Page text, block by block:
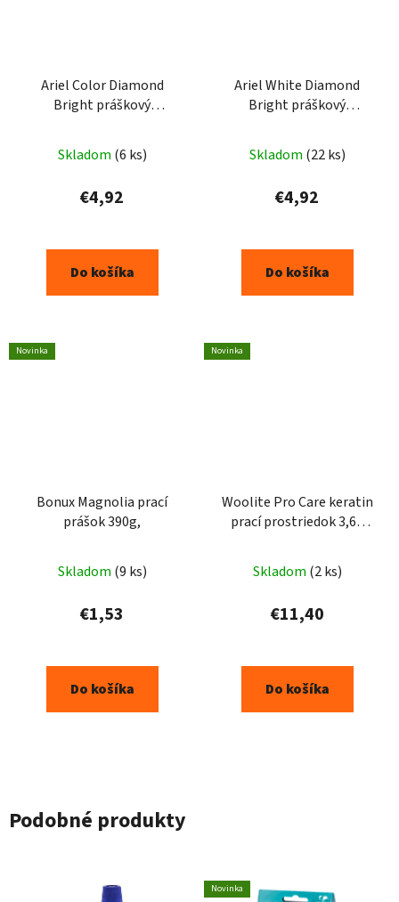
Ariel Color Diamond
Bright práškový
Skladom (6 ks)
€4,92
Do košíka
Ariel White Diamond
Bright práškový
500g
Skladom (22 ks)
€4,92
Do košíka
Novinka
Bonux Magnolia prací
prášok 390g,
Skladom (9 ks)
€1,53
Do košíka
Novinka
Woolite Pro Care keratin
prací prostriedok 3,6L
Skladom (2 ks)
€11,40
Do košíka
Podobné produkty
Novinka